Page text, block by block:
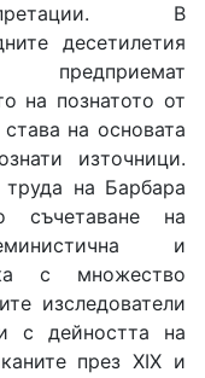
В
десетилетия
на познатото от
на основата
източници.
на Барбара
съчетаване на
и
с множество
изследователи
с дейността на
през ХІХ и